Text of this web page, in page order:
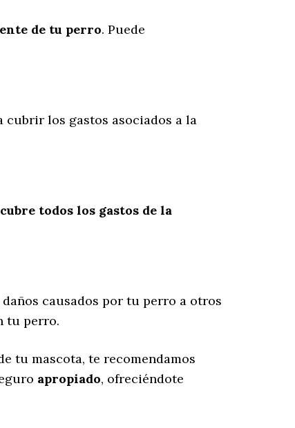
de tu perro. Puede
cubrir los gastos asociados a la
todos los gastos de la
causados por tu perro a otros
tu perro.
tu mascota, te recomendamos
apropiado, ofreciéndote